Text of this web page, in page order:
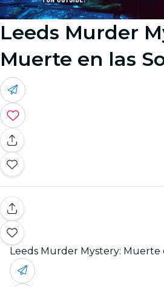
Leeds Murder
Muerte en las
Leeds Murder Mystery: Muerte